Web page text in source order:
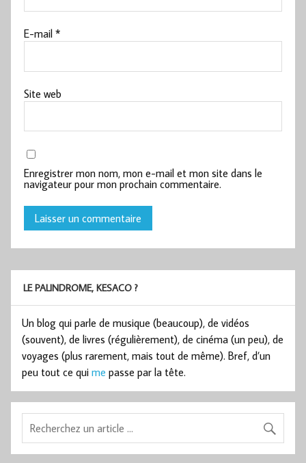
E-mail*
Site web
Enregistrer mon nom, mon e-mail et mon site dans le
navigateur pour mon prochain commentaire.
LE PALINDROME, KESACO ?
Un blog qui parle de musique (beaucoup), de vidéos
(souvent), de livres (régulièrement), de cinéma (un peu), de
voyages (plus rarement, mais tout de même). Bref, d’un
peu tout ce qui me passe par la tête.